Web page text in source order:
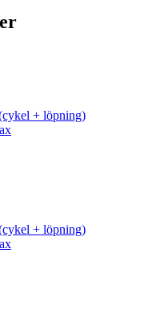
+ löpning)
+ löpning)